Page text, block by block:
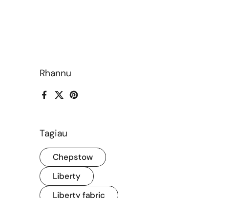
Rhannu
Facebook
TrydarPinterest
Tagiau
Chepstow
Liberty
Liberty fabric